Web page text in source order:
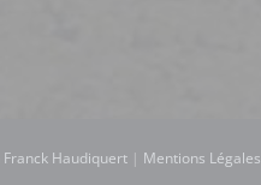
Franck Haudiquert| Mentions Légales